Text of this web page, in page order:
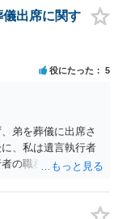
出席に関す
役にたった 5
弟を葬儀に出席さ
、私は遺言執行者
の職務）を知らせ
ん。 そもそも、そう
総額の通知、公正証